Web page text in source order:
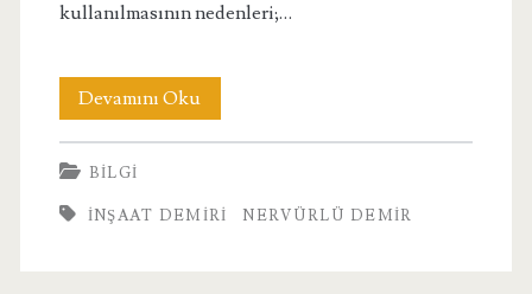
kullanılmasının nedenleri;…
Devamını OkuNervürlü
Demir
Alanları
BILGI
INŞAAT DEMIRI NERVÜRLÜ DEMIR